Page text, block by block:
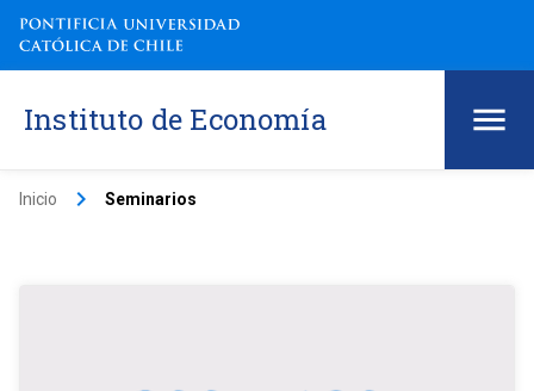
Instituto de Economía
Inicio keyboard_arrow_right Seminarios